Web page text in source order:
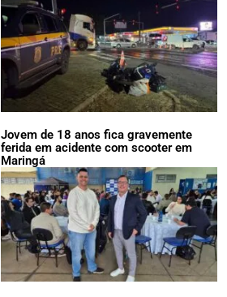
Jovem de 18 anos fica gravemente
ferida em acidente com scooter em
Maringá